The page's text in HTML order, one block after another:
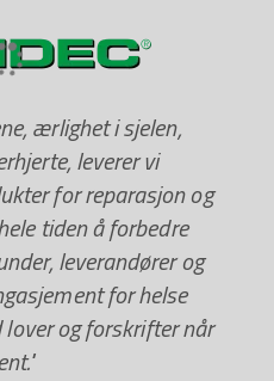
ærlighet i sjelen,
leverer vi
for reparasjon og
tiden å forbedre
leverandører og
for helse
og forskrifter når